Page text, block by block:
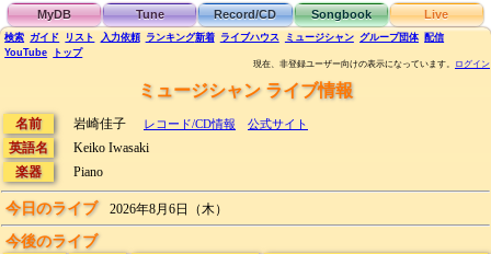
MyDB Tune Record/CD Songbook Live
検索 ガイド リスト 入力依頼 ランキング新着 ライブハウス ミュージシャン グループ団体 配信
YouTube
トップ
現在、非登録ユーザー向けの表示になっています。 ログイン
ミュージシャン ライブ情報
名前 岩崎佳子 レコード/CD情報 公式サイト
英語名
Keiko Iwasaki
楽器
Piano
今日のライブ 2026年8月6日（木）
今後のライブ